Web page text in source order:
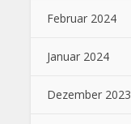
Februar 2024
Januar 2024
Dezember 2023